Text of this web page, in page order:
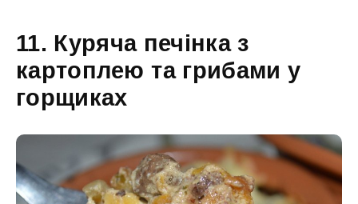
11. Куряча печінка з
картоплею та грибами у
горщиках